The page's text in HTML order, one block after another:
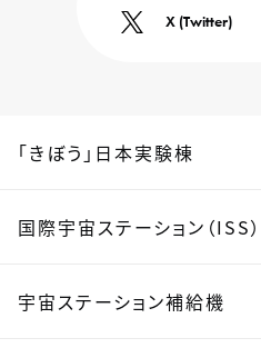
X (Twitter)
「きぼう」日本実験棟
国際宇宙ステーション（ISS）
宇宙ステーション補給機